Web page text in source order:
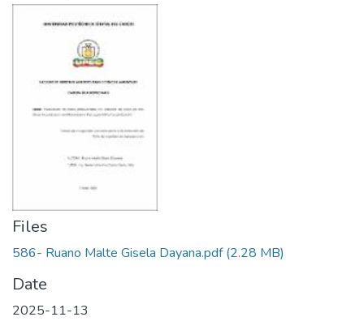
Files
586- Ruano Malte Gisela Dayana.pdf(2.28 MB)
Date
2025-11-13